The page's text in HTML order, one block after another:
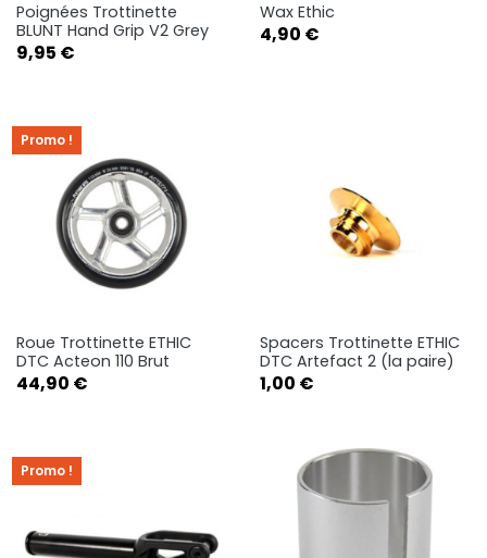
Poignées Trottinette
BLUNT Hand Grip V2 Grey
Prix
9,95 €
Wax Ethic
Prix
4,90 €
Roue Trottinette ETHIC
DTC Acteon 110 Brut
Prix
44,90 €
Promo !
Spacers Trottinette ETHIC
DTC Artefact 2 (la paire)
Prix
1,00 €
Promo !